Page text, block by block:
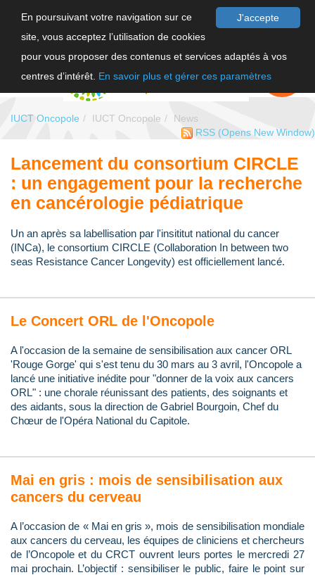
J'accepte
En poursuivant votre navigation sur ce
site, vous acceptez l’utilisation de cookies
pour vous proposer des contenus et services adaptés à vos
centres d’intérêt. En savoir plus et gérer ces paramètres
FAIRE UN
DON
IUCT Oncopole IUCT Oncopole
News
RSS (Opens New Window)
Lancement du consortium CIRCLE
: un engagement pour la recherche
en cancérologie pédiatrique
Un an après sa labellisation par l'insititut national du cancer
(INCa), le consortium CIRCLE (Collaboration In between two
seas Resistance Cancer Longevity) est officiellement lancé.
Le Concert ORL de l'Oncopole
A l'occasion de la semaine de sensibilisation aux cancer ORL
'Rouge Gorge' qui s'est tenu du 30 mars au 3 avril, l'Oncopole a
lancé une initiative inédite pour "donner de la voix aux cancers
ORL" : une chorale réunissant des patients, des soignants et
des aidants, sous la direction de Gabriel Bourgoin, Chef du
Chœur de l'Opéra National du Capitole.
Mai en gris : mois de sensibilisation aux
cancers du cerveau
A l’occasion de « Mai en gris », mois de sensibilisation mondiale
aux cancers du cerveau, les équipes de cliniciens et chercheurs
de l’Oncopole et du CRCT ouvrent leurs portes le mercredi 27
mai prochain. L’objectif : sensibiliser le public, faire le point sur